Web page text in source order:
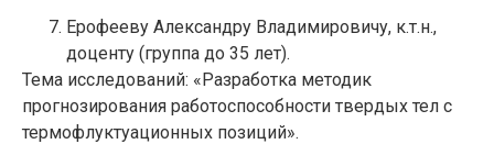
Ерофееву Александру Владимировичу, к.т.н.,
доценту (группа до 35 лет).
Тема исследований: «Разработка методик
прогнозирования работоспособности твердых тел с
термофлуктуационных позиций».